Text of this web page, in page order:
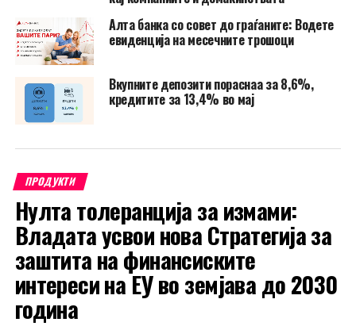
Алта банка со совет до граѓаните: Водете
евиденција на месечните трошоци
Вкупните депозити пораснаа за 8,6%,
кредитите за 13,4% во мај
ПРОДУКТИ
Нулта толеранција за измами:
Владата усвои нова Стратегија за
заштита на финансиските
интереси на ЕУ во земјава до 2030
година